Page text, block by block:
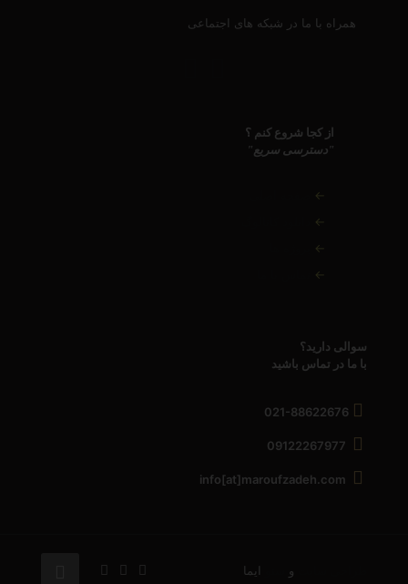
همراه با ما در شبکه های اجتماعی
از کجا شروع کنم ؟
"دسترسی سریع"
←
←
←
←
سوالی دارید؟
با ما در تماس باشید
021-88622676
09122267977
و ایما